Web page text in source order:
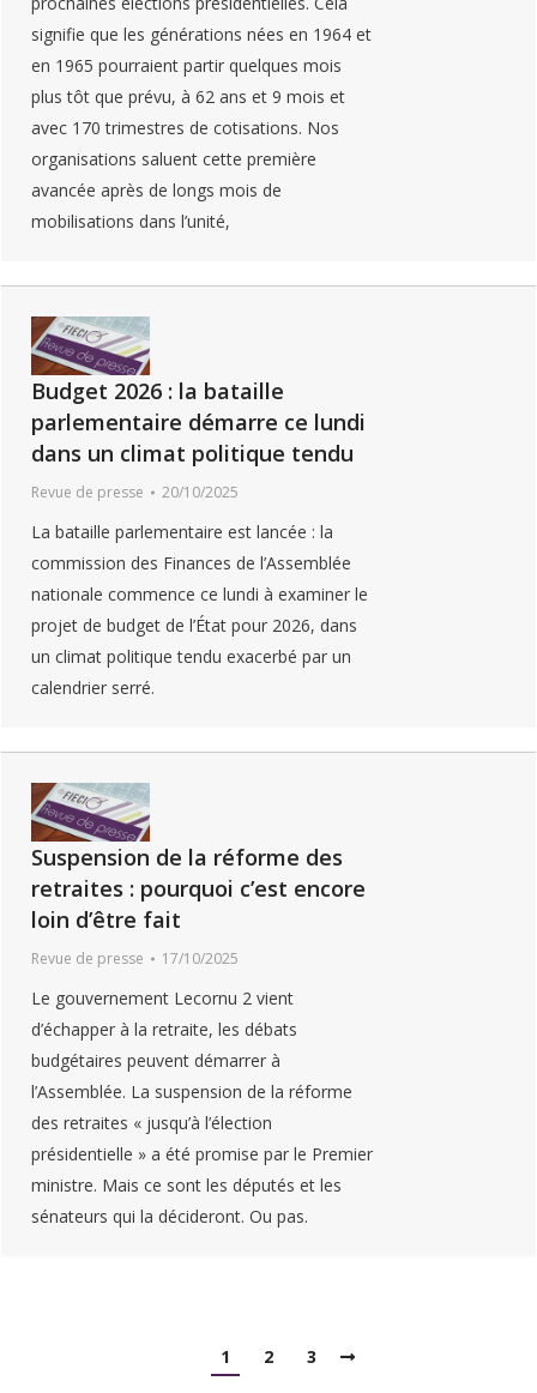
signifie que les générations nées en 1964 et
en 1965 pourraient partir quelques mois
plus tôt que prévu, à 62 ans et 9 mois et
avec 170 trimestres de cotisations. Nos
organisations saluent cette première
avancée après de longs mois de
mobilisations dans l’unité,
Budget 2026 : la bataille
parlementaire démarre ce lundi
dans un climat politique tendu
Revue de presse 20/10/2025
La bataille parlementaire est lancée : la
commission des Finances de l’Assemblée
nationale commence ce lundi à examiner le
projet de budget de l’État pour 2026, dans
un climat politique tendu exacerbé par un
calendrier serré.
Suspension de la réforme des
retraites : pourquoi c’est encore
loin d’être fait
Revue de presse 17/10/2025
Le gouvernement Lecornu 2 vient
d’échapper à la retraite, les débats
budgétaires peuvent démarrer à
l’Assemblée. La suspension de la réforme
des retraites « jusqu’à l’élection
présidentielle » a été promise par le Premier
ministre. Mais ce sont les députés et les
sénateurs qui la décideront. Ou pas.
1 2 3